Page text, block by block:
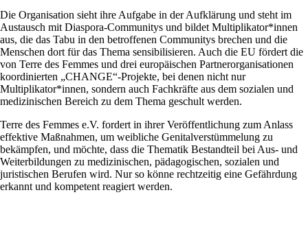
Die Organisation sieht ihre Aufgabe in der Aufklärung und steht im
Austausch mit Diaspora-Communitys und bildet Multiplikator*innen
aus, die das Tabu in den betroffenen Communitys brechen und die
Menschen dort für das Thema sensibilisieren. Auch die EU fördert die
von Terre des Femmes und drei europäischen Partnerorganisationen
koordinierten „CHANGE“-Projekte, bei denen nicht nur
Multiplikator*innen, sondern auch Fachkräfte aus dem sozialen und
medizinischen Bereich zu dem Thema geschult werden.
Terre des Femmes e.V. fordert in ihrer Veröffentlichung zum Anlass
effektive Maßnahmen, um weibliche Genitalverstümmelung zu
bekämpfen, und möchte, dass die Thematik Bestandteil bei Aus- und
Weiterbildungen zu medizinischen, pädagogischen, sozialen und
juristischen Berufen wird. Nur so könne rechtzeitig eine Gefährdung
erkannt und kompetent reagiert werden.